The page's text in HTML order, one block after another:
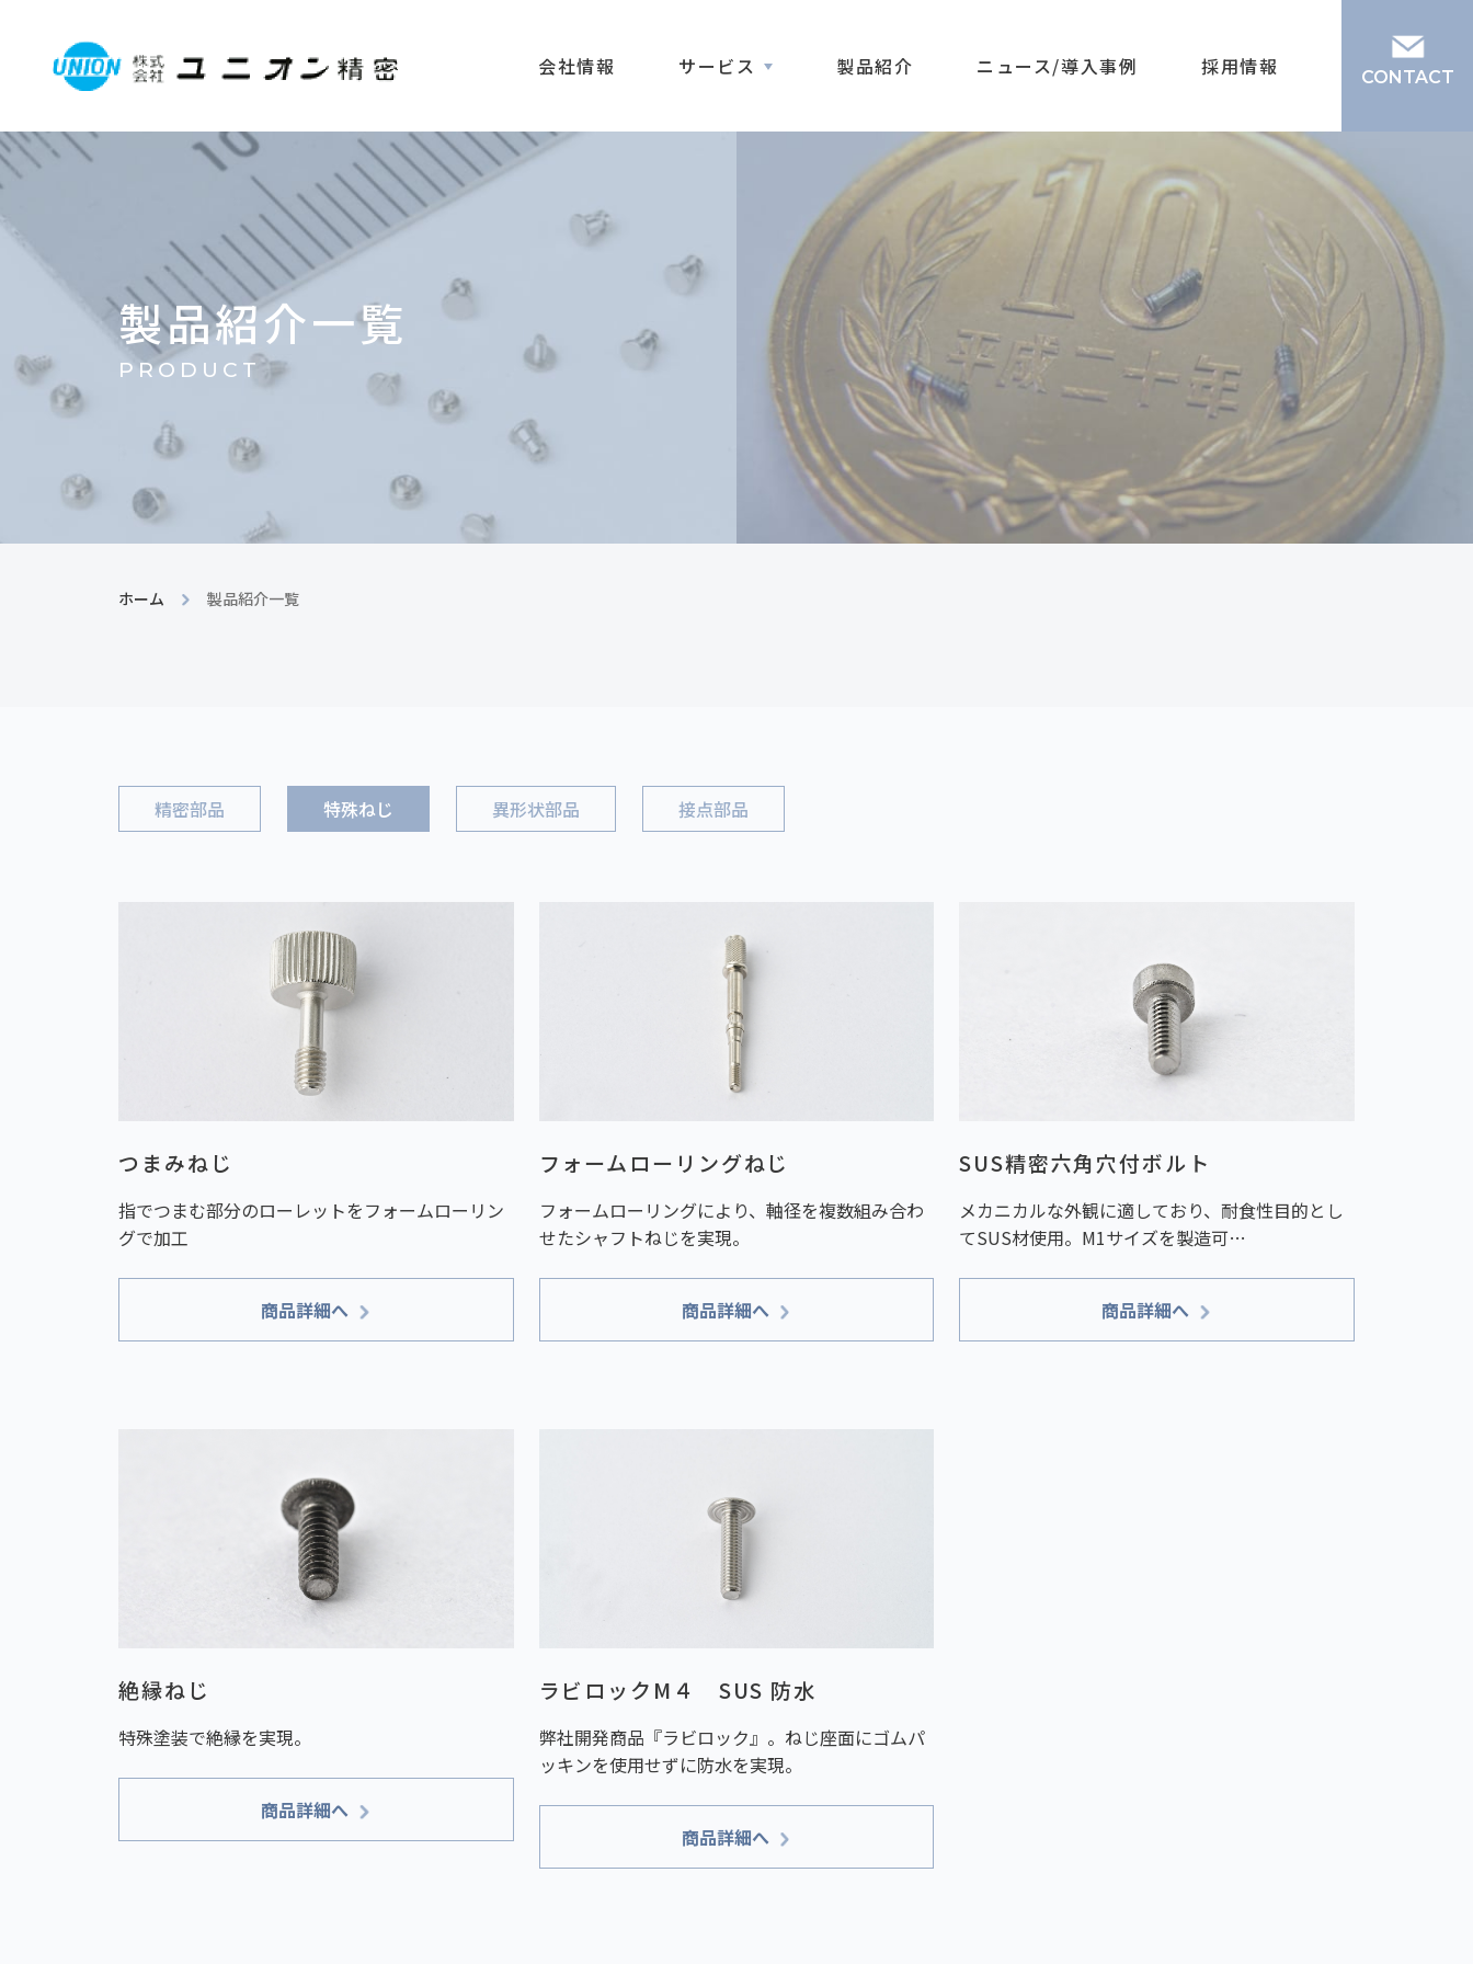
会社情報 サービス 製品紹介 ニュース/導入事例 採用情報 CONTACT
製品紹介一覧
PRODUCT
ホーム 製品紹介一覧
精密部品 特殊ねじ 異形状部品 接点部品
つまみねじ
指でつまむ部分のローレットをフォームローリン
グで加工
商品詳細へ
フォームローリングねじ
フォームローリングにより、軸径を複数組み合わ
せたシャフトねじを実現。
商品詳細へ
SUS精密六角穴付ボルト
メカニカルな外観に適しており、耐食性目的とし
てSUS材使用。M1サイズを製造可…
商品詳細へ
絶縁ねじ
特殊塗装で絶縁を実現。
商品詳細へ
ラビロックM４ SUS 防水
弊社開発商品『ラビロック』。ねじ座面にゴムパ
ッキンを使用せずに防水を実現。
商品詳細へ